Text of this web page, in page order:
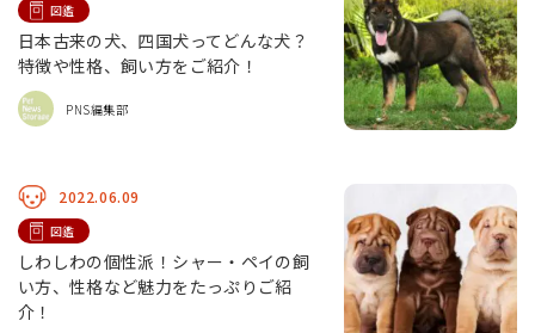
図鑑
日本古来の犬、四国犬ってどんな犬？
特徴や性格、飼い方をご紹介！
PNS編集部
2022.06.09
図鑑
しわしわの個性派！シャー・ペイの飼
い方、性格など魅力をたっぷりご紹
介！